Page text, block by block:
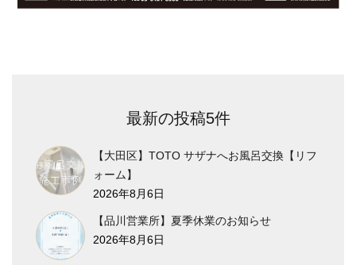
最新の投稿5件
【大田区】TOTO サザナへお風呂交換【リフ
ォーム】
2026年8月6日
【品川営業所】夏季休業のお知らせ
2026年8月6日